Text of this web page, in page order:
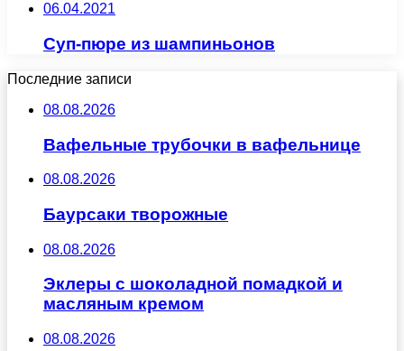
06.04.2021
Суп-пюре из шампиньонов
Последние записи
08.08.2026
Вафельные трубочки в вафельнице
08.08.2026
Баурсаки творожные
08.08.2026
Эклеры с шоколадной помадкой и
масляным кремом
08.08.2026